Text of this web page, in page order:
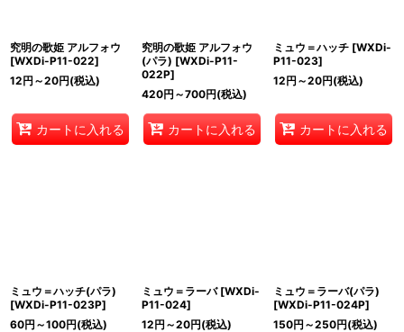
究明の歌姫 アルフォウ
[WXDi-P11-022]
12円 ～20円(税込)
カートに入れる
究明の歌姫 アルフォウ
(パラ) [WXDi-P11-
022P]
420円 ～700円(税込)
カートに入れる
ミュウ＝ハッチ [WXDi-
P11-023]
12円 ～20円(税込)
カートに入れる
ミュウ＝ハッチ(パラ)
[WXDi-P11-023P]
60円 ～100円(税込)
ミュウ＝ラーバ [WXDi-
P11-024]
12円 ～20円(税込)
ミュウ＝ラーバ(パラ)
[WXDi-P11-024P]
150円 ～250円(税込)